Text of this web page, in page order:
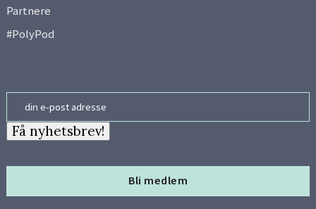
Partnere
#PolyPod
Bli medlem
Få nyhetsbrev!